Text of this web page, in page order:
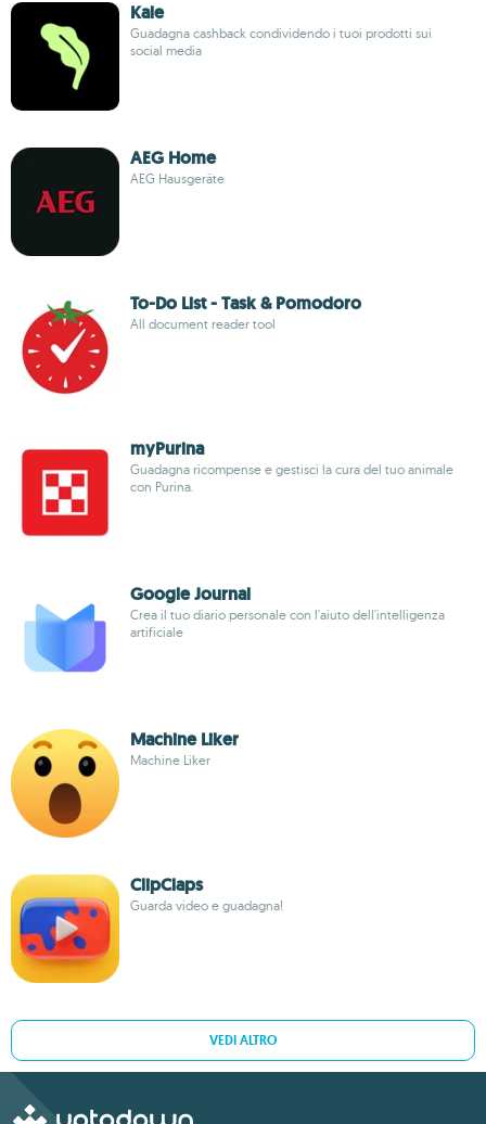
Kale
Guadagna cashback condividendo i tuoi prodotti sui
social media
AEG Home
AEG Hausgeräte
To-Do List - Task & Pomodoro
All document reader tool
myPurina
Guadagna ricompense e gestisci la cura del tuo animale
con Purina.
Google Journal
Crea il tuo diario personale con l'aiuto dell'intelligenza
artificiale
Machine Liker
Machine Liker
ClipClaps
Guarda video e guadagna!
VEDI ALTRO